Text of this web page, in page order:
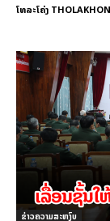
ໂທລະໂຄ່ງ
ຂ່າວຄວາມສະຫງົບ